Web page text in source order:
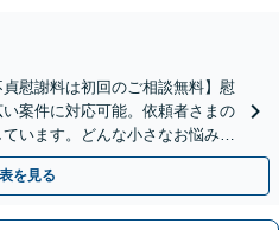
慰謝料は初回のご相談無料】慰
案件に対応可能。依頼者さまの
います。どんな小さなお悩み
決に向けて動きます。
を見る